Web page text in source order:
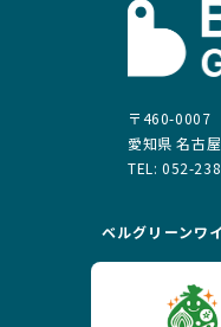
〒460-0007
愛知県 名古
TEL: 052-
ベルグリーンワ